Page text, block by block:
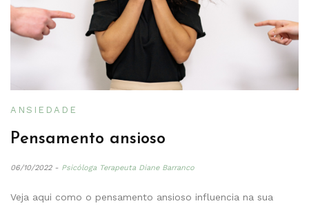
ANSIEDADE
Pensamento ansioso
06/10/2022 - Psicóloga Terapeuta Diane Barranco
Veja aqui como o pensamento ansioso influencia na sua